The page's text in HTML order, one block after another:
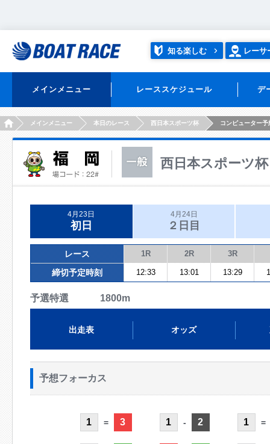
知る楽しむ レーサ
メインメニュー レーススケジュール デ
HOMEメインメニュー 本日のレース 西日本スポーツ杯 コンピューター予
西日本スポーツ杯
4月23日
初日
4月24日
２日目
レース 1R 2R 3R
締切予定時刻 12:33 13:01 13:29
予選特選 1800m
出走表 オッズ
予想フォーカス
1 = 3 1 - 2 1 =